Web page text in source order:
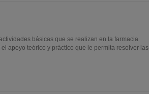
básicas que se realizan en la farmacia
apoyo teórico y práctico que le permita resolver las